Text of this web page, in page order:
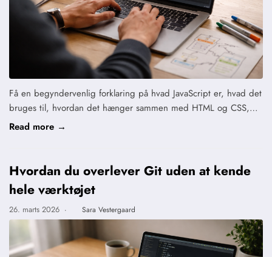
Få en begyndervenlig forklaring på hvad JavaScript er, hvad det
bruges til, hvordan det hænger sammen med HTML og CSS,…
Read more →
Hvordan du overlever Git uden at kende
hele værktøjet
26. marts 2026 · Sara Vestergaard